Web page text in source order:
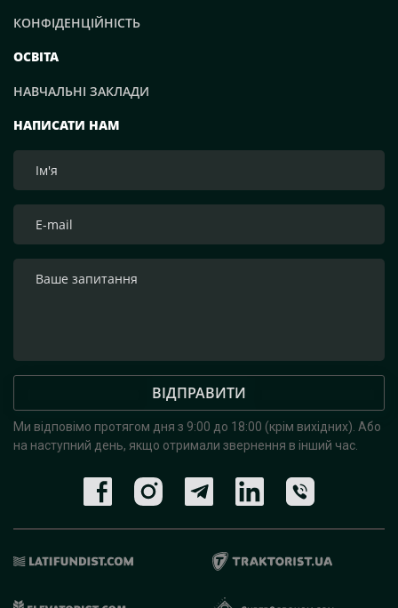
НАПИСАТИ НАМ
ВІДПРАВИТИ
Ми відповімо протягом дня з 9:00 до 18:00 (крім вихідних). Або
на наступний день, якщо отримали звернення в інший час.
КОНФІДЕНЦІЙНІСТЬ
ОСВІТА
НАВЧАЛЬНІ ЗАКЛАДИ